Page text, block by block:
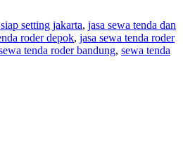
TERBAIK
KEBUTUHAN
SEWA
setting jakarta, jasa sewa tenda dan
roder depok, jasa sewa tenda roder
tenda roder bandung, sewa tenda